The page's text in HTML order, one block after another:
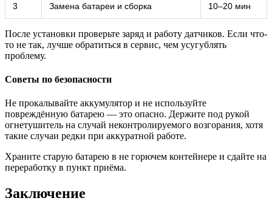
3 Замена батареи и сборка 10–20 мин
После установки проверьте заряд и работу датчиков. Если что-
то не так, лучше обратиться в сервис, чем усугублять
проблему.
Советы по безопасности
Не прокалывайте аккумулятор и не используйте
повреждённую батарею — это опасно. Держите под рукой
огнетушитель на случай неконтролируемого возгорания, хотя
такие случаи редки при аккуратной работе.
Храните старую батарею в не горючем контейнере и сдайте на
переработку в пункт приёма.
Заключение